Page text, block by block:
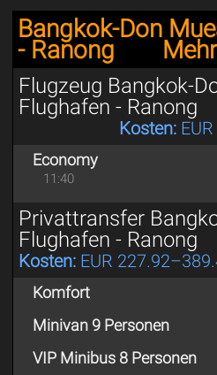
Bangkok-Don
- Ranong
Flugzeug Bangkok-
Flughafen - Ranong
Kosten:
Economy
11:40
Privattransfer
Flughafen - Ranong
Kosten:EUR
Komfort
Minivan 9 Personen
VIP Minibus 8 Personen